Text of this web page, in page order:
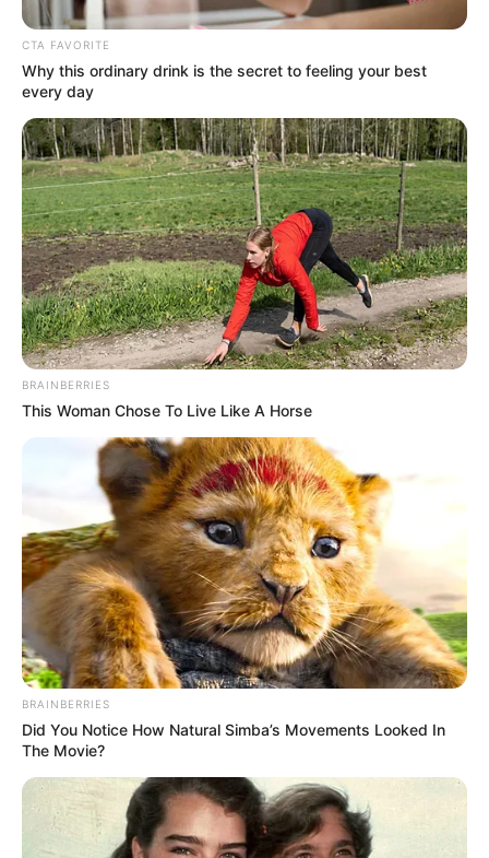
CTA FAVORITE
Why this ordinary drink is the secret to feeling your best
every day
BRAINBERRIES
This Woman Chose To Live Like A Horse
BRAINBERRIES
Did You Notice How Natural Simba’s Movements Looked In
The Movie?